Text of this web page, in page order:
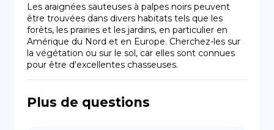
FR
EN
ES
Copiright © Niro ID
Les araignées sauteuses à palpes noirs peuvent
être trouvées dans divers habitats tels que les
forêts, les prairies et les jardins, en particulier en
Amérique du Nord et en Europe. Cherchez-les sur
la végétation ou sur le sol, car elles sont connues
pour être d'excellentes chasseuses.
Plus de questions